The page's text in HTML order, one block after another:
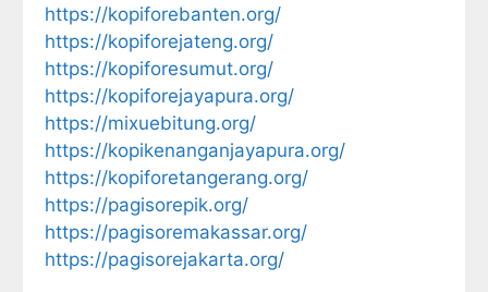
https://kopiforebanten.org/
https://kopiforejateng.org/
https://kopiforesumut.org/
https://kopiforejayapura.org/
https://mixuebitung.org/
https://kopikenanganjayapura.org/
https://kopiforetangerang.org/
https://pagisorepik.org/
https://pagisoremakassar.org/
https://pagisorejakarta.org/